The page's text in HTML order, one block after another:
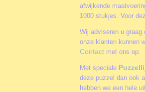
afwijkende
1000 stukjes. Voor
Wij adviseren u graag
onze klanten kunnen
Contact met ons op.
Met speciale
deze puzzel dan ook
hebben we een hele